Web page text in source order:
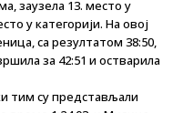
заузела 13. место у
у категорији. На овој
са резултатом 38:50,
за 42:51 и остварила
тим су представљали